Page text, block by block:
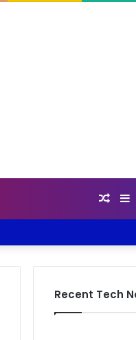
Recent Tech